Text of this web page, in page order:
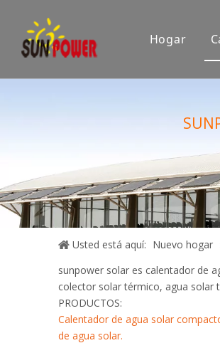
Hogar
Usted está aquí: Nuevo hogar
sunpower solar es calentador de
colector solar térmico, agua solar
PRODUCTOS:
Calentador de agua solar
de agua solar.